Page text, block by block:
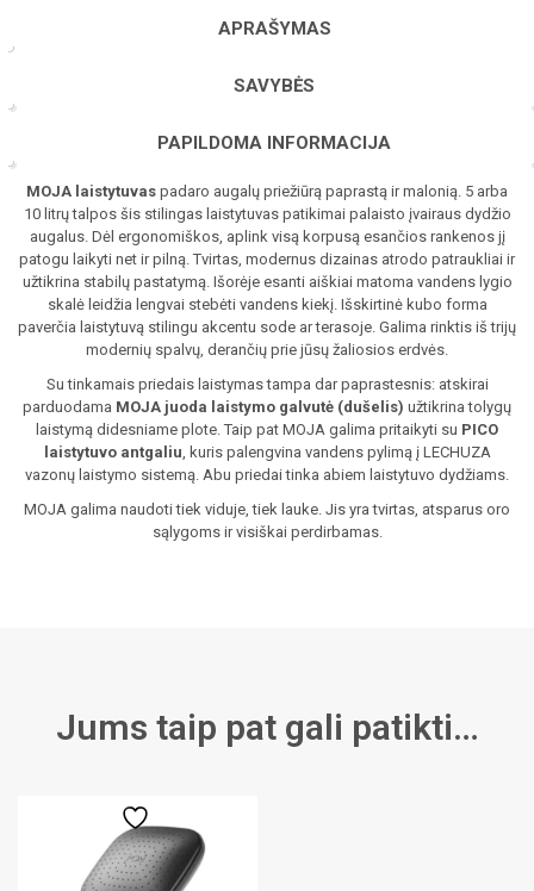
APRAŠYMAS
SAVYBĖS
PAPILDOMA INFORMACIJA
MOJA laistytuvas padaro augalų priežiūrą paprastą ir malonią. 5 arba
10 litrų talpos šis stilingas laistytuvas patikimai palaisto įvairaus dydžio
augalus. Dėl ergonomiškos, aplink visą korpusą esančios rankenos jį
patogu laikyti net ir pilną. Tvirtas, modernus dizainas atrodo patraukliai ir
užtikrina stabilų pastatymą. Išorėje esanti aiškiai matoma vandens lygio
skalė leidžia lengvai stebėti vandens kiekį. Išskirtinė kubo forma
paverčia laistytuvą stilingu akcentu sode ar terasoje. Galima rinktis iš trijų
modernių spalvų, derančių prie jūsų žaliosios erdvės.
Su tinkamais priedais laistymas tampa dar paprastesnis: atskirai
parduodama MOJA juoda laistymo galvutė (dušelis) užtikrina tolygų
laistymą didesniame plote. Taip pat MOJA galima pritaikyti su PICO
laistytuvo antgaliu, kuris palengvina vandens pylimą į LECHUZA
vazonų laistymo sistemą. Abu priedai tinka abiem laistytuvo dydžiams.
MOJA galima naudoti tiek viduje, tiek lauke. Jis yra tvirtas, atsparus oro
sąlygoms ir visiškai perdirbamas.
Jums taip pat gali patikti…